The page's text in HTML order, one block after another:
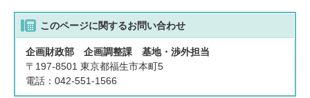
このページに関するお問い合わせ
企画財政部 企画調整課 基地・渉外担当
〒197-8501 東京都福生市本町5
電話：042-551-1566